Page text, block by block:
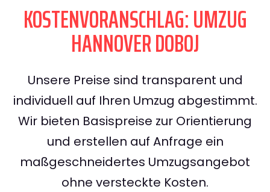
KOSTENVORANSCHLAG: UMZUG
HANNOVER DOBOJ
Unsere Preise sind transparent und
individuell auf Ihren Umzug abgestimmt.
Wir bieten Basispreise zur Orientierung
und erstellen auf Anfrage ein
maßgeschneidertes Umzugsangebot
ohne versteckte Kosten.